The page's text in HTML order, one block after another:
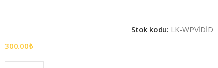
Stok kodu: LK-WPVİDİD
300.00₺